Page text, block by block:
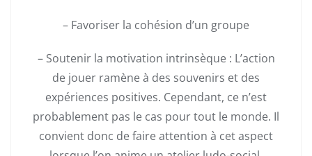
– Favoriser la cohésion d’un groupe
– Soutenir la motivation intrinsèque : L’action
de jouer ramène à des souvenirs et des
expériences positives. Cependant, ce n’est
probablement pas le cas pour tout le monde. Il
convient donc de faire attention à cet aspect